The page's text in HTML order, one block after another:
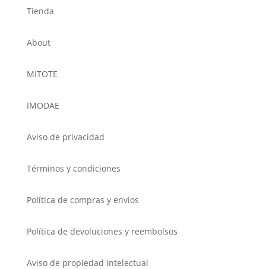
Tienda
About
MITOTE
IMODAE
Aviso de privacidad
Términos y condiciones
Política de compras y envíos
Política de devoluciones y reembolsos
Aviso de propiedad intelectual